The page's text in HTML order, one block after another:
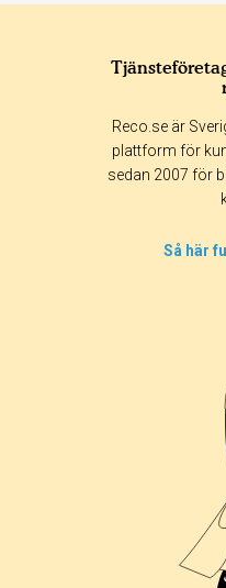
Reco.se är
plattform för
sedan 2007 för
Så här